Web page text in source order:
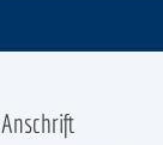
Anschrift